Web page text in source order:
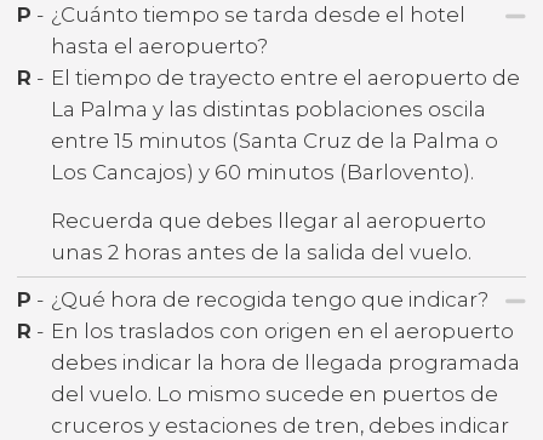
P - ¿Cuánto tiempo se tarda desde el hotel
hasta el aeropuerto?
R - El tiempo de trayecto entre el aeropuerto de
La Palma y las distintas poblaciones oscila
entre 15 minutos (Santa Cruz de la Palma o
Los Cancajos) y 60 minutos (Barlovento).
Recuerda que debes llegar al aeropuerto
unas 2 horas antes de la salida del vuelo.
P - ¿Qué hora de recogida tengo que indicar?
R - En los traslados con origen en el aeropuerto
debes indicar la hora de llegada programada
del vuelo. Lo mismo sucede en puertos de
cruceros y estaciones de tren, debes indicar